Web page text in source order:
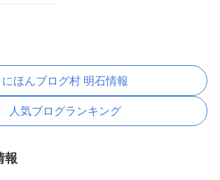
にほんブログ村 明石情報
人気ブログランキング
報